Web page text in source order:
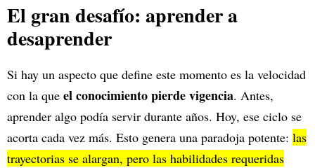
El gran desafío: aprender a
desaprender
Si hay un aspecto que define este momento es la velocidad
con la que el conocimiento pierde vigencia. Antes,
aprender algo podía servir durante años. Hoy, ese ciclo se
acorta cada vez más. Esto genera una paradoja potente: las
trayectorias se alargan, pero las habilidades requeridas